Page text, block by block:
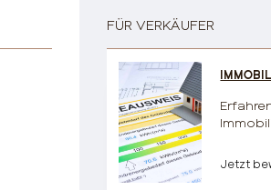
FÜR VERKÄUFER
Jetzt